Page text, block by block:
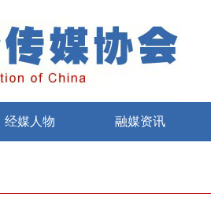
经媒人物 融媒资讯